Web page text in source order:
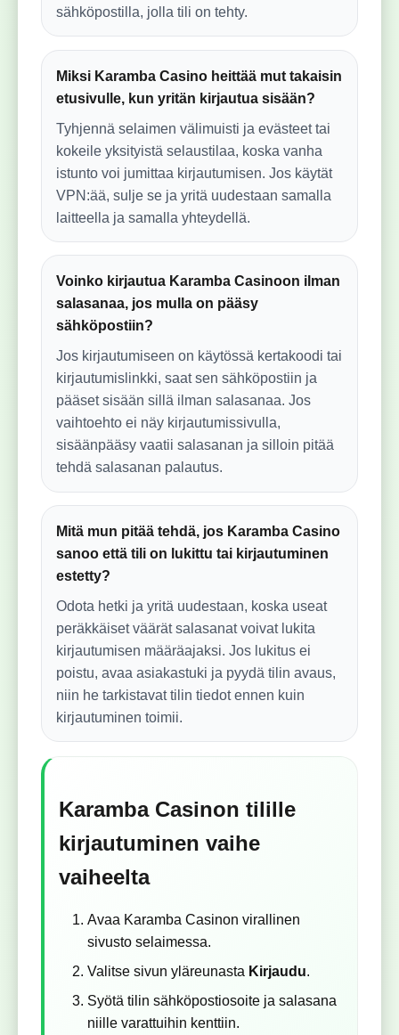
sähköpostilla, jolla tili on tehty.
Miksi Karamba Casino heittää mut takaisin
etusivulle, kun yritän kirjautua sisään?
Tyhjennä selaimen välimuisti ja evästeet tai
kokeile yksityistä selaustilaa, koska vanha
istunto voi jumittaa kirjautumisen. Jos käytät
VPN:ää, sulje se ja yritä uudestaan samalla
laitteella ja samalla yhteydellä.
Voinko kirjautua Karamba Casinoon ilman
salasanaa, jos mulla on pääsy
sähköpostiin?
Jos kirjautumiseen on käytössä kertakoodi tai
kirjautumislinkki, saat sen sähköpostiin ja
pääset sisään sillä ilman salasanaa. Jos
vaihtoehto ei näy kirjautumissivulla,
sisäänpääsy vaatii salasanan ja silloin pitää
tehdä salasanan palautus.
Mitä mun pitää tehdä, jos Karamba Casino
sanoo että tili on lukittu tai kirjautuminen
estetty?
Odota hetki ja yritä uudestaan, koska useat
peräkkäiset väärät salasanat voivat lukita
kirjautumisen määräajaksi. Jos lukitus ei
poistu, avaa asiakastuki ja pyydä tilin avaus,
niin he tarkistavat tilin tiedot ennen kuin
kirjautuminen toimii.
Karamba Casinon tilille
kirjautuminen vaihe
vaiheelta
Avaa Karamba Casinon virallinen
sivusto selaimessa.
Valitse sivun yläreunasta Kirjaudu.
Syötä tilin sähköpostiosoite ja salasana
niille varattuihin kenttiin.